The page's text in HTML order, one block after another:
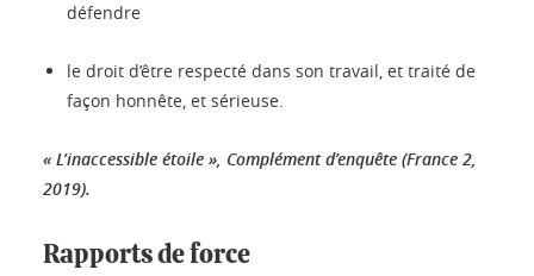
défendre
le droit d’être respecté dans son travail, et traité de
façon honnête, et sérieuse.
« L’inaccessible étoile », Complément d’enquête (France 2,
2019).
Rapports de force